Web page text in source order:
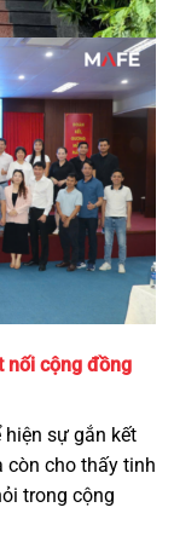
nối cộng đồng
sự gắn kết
cho thấy tinh
trong cộng